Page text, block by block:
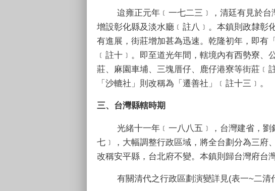
迨雍正元年﹝一七二三﹞，清廷有見於台灣
增設彰化縣及淡水廳﹝註八﹞。本鎮則政隸彰
有進展，街莊增加甚為迅速。乾隆初年，即有
﹝註十﹞。即至道光年間，轄境內有西勢寮
莊、麻園車埔、三塊厝仔、鹿仔港寮等街莊﹝
「沙轆社」則改稱為「遷善社」﹝註十三﹞。
三、台灣縣轄時期
光緒十一年﹝一八八五﹞，台灣建省，劉銘
七﹞，大幅調整行政區域，將全台劃分為三府
改稱安平縣，台北府不變。本鎮則歸台灣府台
有關清代之行政區劃演變詳見(表一~二清